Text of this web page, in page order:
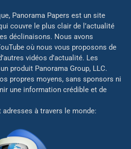
Panorama Papers est un site
couvre le plus clair de l’actualité
déclinaisons. Nous avons
où nous vous proposons de
vidéos d’actualité. Les
produit Panorama Group, LLC.
propres moyens, sans sponsors ni
une information crédible et de
à travers le monde: